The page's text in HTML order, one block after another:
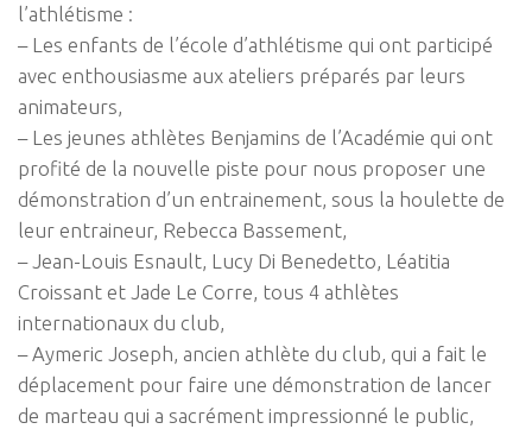
l’athlétisme :
– Les enfants de l’école d’athlétisme qui ont participé
avec enthousiasme aux ateliers préparés par leurs
animateurs,
– Les jeunes athlètes Benjamins de l’Académie qui ont
profité de la nouvelle piste pour nous proposer une
démonstration d’un entrainement, sous la houlette de
leur entraineur, Rebecca Bassement,
– Jean-Louis Esnault, Lucy Di Benedetto, Léatitia
Croissant et Jade Le Corre, tous 4 athlètes
internationaux du club,
– Aymeric Joseph, ancien athlète du club, qui a fait le
déplacement pour faire une démonstration de lancer
de marteau qui a sacrément impressionné le public,